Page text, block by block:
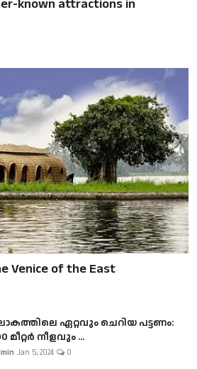
known attractions in
Venice of the East
ഏറ്റവും ചെറിയ പട്ടണം:
മീറ്റർ നീളവും ...
Jan 5, 2024 0